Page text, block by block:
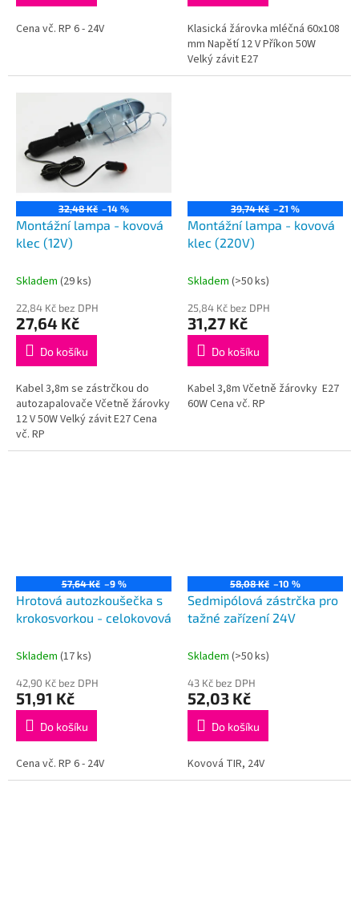
Cena vč. RP 6 - 24V
Klasická žárovka mléčná 60x108
mm Napětí 12 V Příkon 50W
Velký závit E27
32,48 Kč –14 %
Montážní lampa - kovová
klec (12V)
Skladem (29 ks)
22,84 Kč bez DPH
27,64 Kč
Do košíku
Kabel 3,8m se zástrčkou do
autozapalovače Včetně žárovky
12 V 50W Velký závit E27 Cena
vč. RP
39,74 Kč –21 %
Montážní lampa - kovová
klec (220V)
Skladem (>50 ks)
25,84 Kč bez DPH
31,27 Kč
Do košíku
Kabel 3,8m Včetně žárovky E27
60W Cena vč. RP
57,64 Kč –9 %
Hrotová autozkoušečka s
krokosvorkou - celokovová
Skladem (17 ks)
42,90 Kč bez DPH
51,91 Kč
Do košíku
Cena vč. RP 6 - 24V
58,08 Kč –10 %
Sedmipólová zástrčka pro
tažné zařízení 24V
Skladem (>50 ks)
43 Kč bez DPH
52,03 Kč
Do košíku
Kovová TIR, 24V